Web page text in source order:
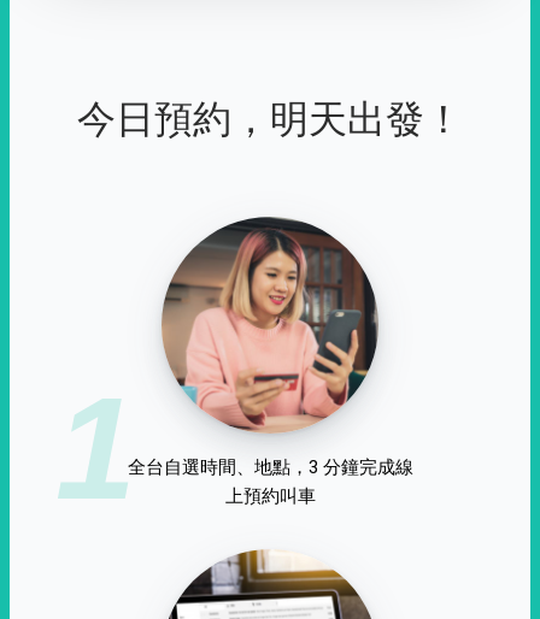
今日預約，明天出發！
1全台自選時間、地點，3 分鐘完成線
上預約叫車